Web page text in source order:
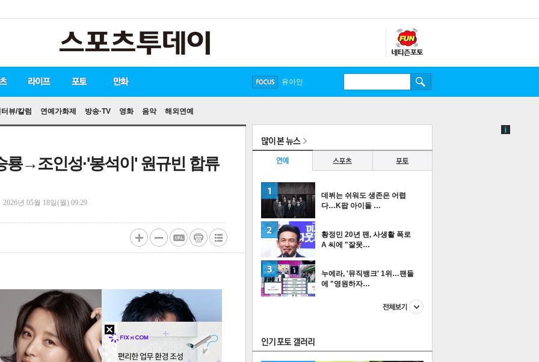
뷰/칼럼 연예가화제 방송·TV 영화 음악 해외연예
유아인
→조인성·'봉석이' 원규빈 합류
2026년 05월 18일(월) 09:29
데뷔는 쉬워도 생존은 어렵
다…K팝 아이돌 …
황정민 20년 팬, 사생활 폭로
A 씨에 "잘못…
누에라, '뮤직뱅크' 1위…팬들
에 "영원하자…